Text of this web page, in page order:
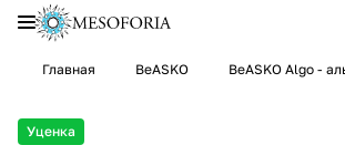
Главная BeASKO BeASKO Algo -
Уценка